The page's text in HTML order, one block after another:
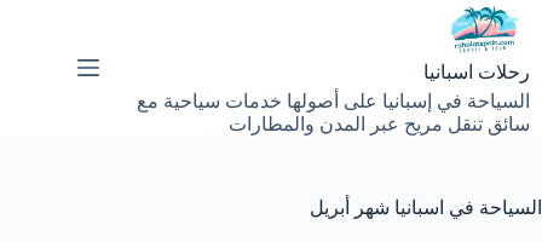
التجاوز
المحتوى
رحلات اسبانيا
السياحة في إسبانيا على أصولها خدمات سياحية مع
سائق تنقل مريح عبر المدن والمطارات
السياحة في اسبانيا شهر أبريل